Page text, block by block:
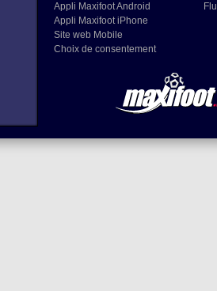
Appli Maxifoot Android
Appli Maxifoot iPhone
Site web Mobile
Choix de consentement